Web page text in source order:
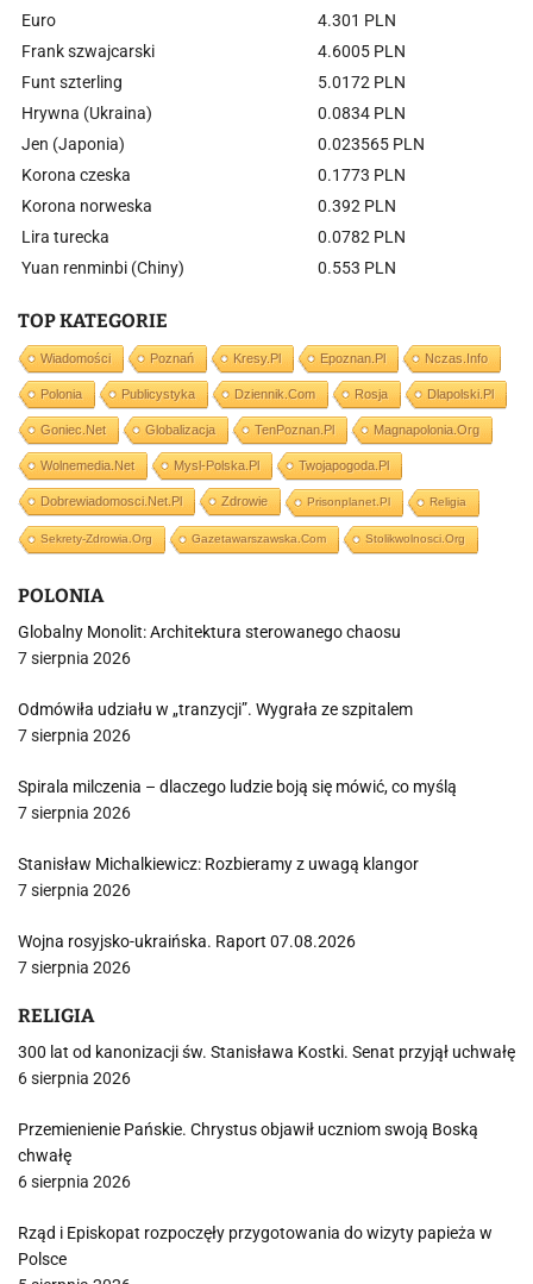
Euro
4.301 PLN
Frank szwajcarski
4.6005 PLN
Funt szterling
5.0172 PLN
Hrywna (Ukraina)
0.0834 PLN
Jen (Japonia)
0.023565 PLN
Korona czeska
0.1773 PLN
Korona norweska
0.392 PLN
Lira turecka
0.0782 PLN
Yuan renminbi (Chiny)
0.553 PLN
TOP KATEGORIE
Wiadomości Poznań Kresy.pl Epoznan.pl Nczas.info
Polonia Publicystyka Dziennik.com Rosja Dlapolski.pl
Goniec.net Globalizacja TenPoznan.pl Magnapolonia.org
Wolnemedia.net Mysl-Polska.pl Twojapogoda.pl
Dobrewiadomosci.net.pl Zdrowie Prisonplanet.pl Religia
Sekrety-Zdrowia.org Gazetawarszawska.com Stolikwolnosci.org
POLONIA
Globalny Monolit: Architektura sterowanego chaosu
7 sierpnia 2026
Odmówiła udziału w „tranzycji”. Wygrała ze szpitalem
7 sierpnia 2026
Spirala milczenia – dlaczego ludzie boją się mówić, co myślą
7 sierpnia 2026
Stanisław Michalkiewicz: Rozbieramy z uwagą klangor
7 sierpnia 2026
Wojna rosyjsko-ukraińska. Raport 07.08.2026
7 sierpnia 2026
RELIGIA
300 lat od kanonizacji św. Stanisława Kostki. Senat przyjął uchwałę
6 sierpnia 2026
Przemienienie Pańskie. Chrystus objawił uczniom swoją Boską
chwałę
6 sierpnia 2026
Rząd i Episkopat rozpoczęły przygotowania do wizyty papieża w
Polsce